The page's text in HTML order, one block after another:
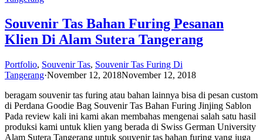
Souvenir Tas Bahan Furing Pesanan
Klien Di Alam Sutera Tangerang
Portfolio, Souvenir Tas, Souvenir Tas Furing Di
Tangerang·November 12, 2018November 12, 2018
beragam souvenir tas furing atau bahan lainnya bisa di pesan custom
di Perdana Goodie Bag Souvenir Tas Bahan Furing Jinjing Sablon
Pada review kali ini kami akan membahas mengenai salah satu hasil
produksi kami untuk klien yang berada di Swiss German University
Alam Sutera Tangerang untuk souvenir tas bahan furing yang juga